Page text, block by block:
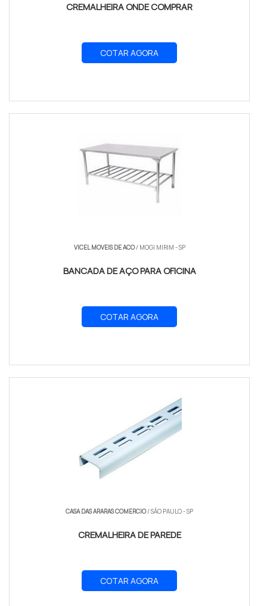
CREMALHEIRA ONDE COMPRAR
COTAR AGORA
VICEL MOVEIS DE ACO/ MOGI MIRIM - SP
BANCADA DE AÇO PARA OFICINA
COTAR AGORA
CASA DAS ARARAS COMERCIO/ SÃO PAULO - SP
CREMALHEIRA DE PAREDE
COTAR AGORA